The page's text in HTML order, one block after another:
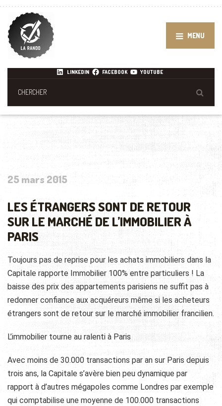
MENU
LINKEDIN FACEBOOK YOUTUBE
25 mars 2015
LES ÉTRANGERS SONT DE RETOUR
SUR LE MARCHÉ DE L’IMMOBILIER À
PARIS
Toujours pas de reprise pour les achats immobiliers dans la
Capitale rapporte Immobilier 100% entre particuliers ! La
baisse des prix des appartements parisiens ne suffit pas à
redonner confiance aux acquéreurs même si les acheteurs
étrangers sont de retour sur le marché immobilier francilien.
L’immobilier tourne au ralenti à Paris
Avec moins de 30.000 transactions par an sur Paris depuis
trois ans, la Capitale s’avère bien peu dynamique par
rapport à d’autres mégapoles comme Londres par exemple
qui comptabilise une moyenne de 100.000 transactions